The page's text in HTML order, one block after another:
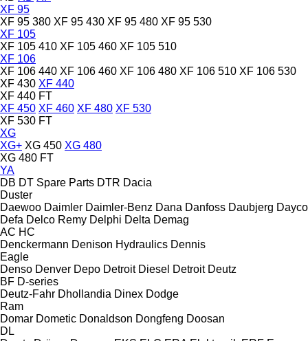
XF 95
XF 95 380 XF 95 430 XF 95 480 XF 95 530
XF 105
XF 105 410 XF 105 460 XF 105 510
XF 106
XF 106 440 XF 106 460 XF 106 480 XF 106 510 XF 106 530
XF 430 XF 440
XF 440 FT
XF 450 XF 460 XF 480 XF 530
XF 530 FT
XG
XG+ XG 450 XG 480
XG 480 FT
YA
DB DT Spare Parts DTR Dacia
Duster
Daewoo Daimler Daimler-Benz Dana Danfoss Daubjerg Dayco
Defa Delco Remy Delphi Delta Demag
AC HC
Denckermann Denison Hydraulics Dennis
Eagle
Denso Denver Depo Detroit Diesel Detroit Deutz
BF D-series
Deutz-Fahr Dhollandia Dinex Dodge
Ram
Domar Dometic Donaldson Dongfeng Doosan
DL